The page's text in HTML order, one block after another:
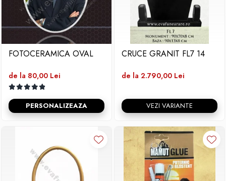
FOTOCERAMICA OVAL
de la 80,00 Lei
PERSONALIZEAZA
CRUCE GRANIT FL7 14
de la 2.790,00 Lei
VEZI VARIANTE